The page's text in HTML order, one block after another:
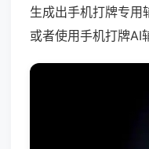
生成出手机打牌专用
或者使用手机打牌AI